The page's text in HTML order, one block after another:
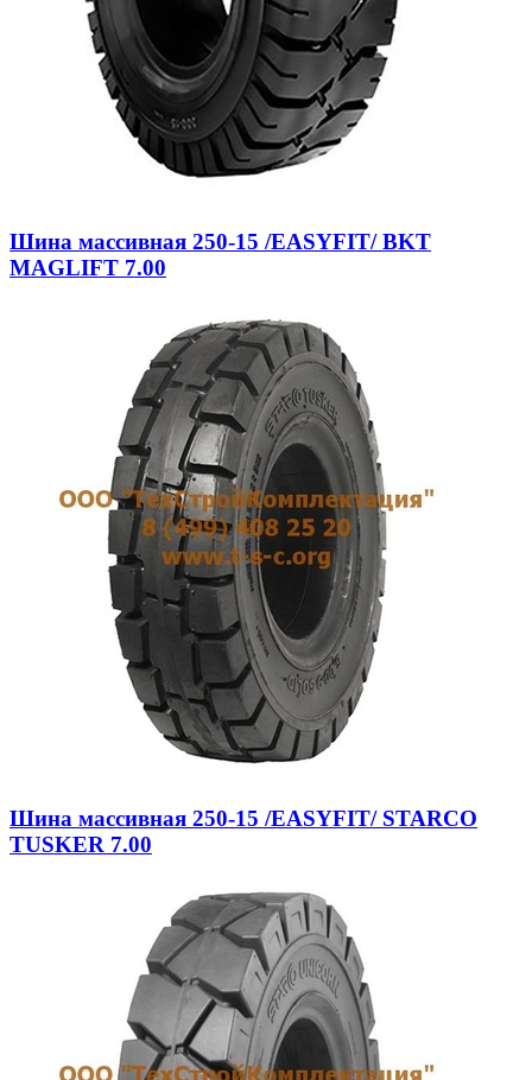
Шина массивная 250-15 /EASYFIT/ BKT
MAGLIFT 7.00
Шина массивная 250-15 /EASYFIT/ STARCO
TUSKER 7.00